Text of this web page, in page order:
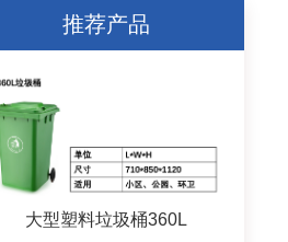
推荐产品
大型塑料垃圾桶360L